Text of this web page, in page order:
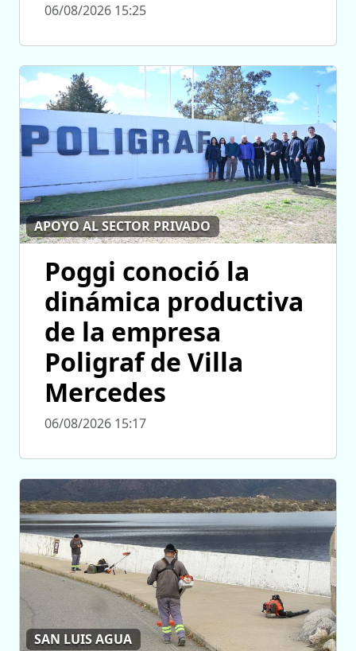
06/08/2026 15:25
APOYO AL SECTOR PRIVADO
Poggi conoció la
dinámica productiva
de la empresa
Poligraf de Villa
Mercedes
06/08/2026 15:17
SAN LUIS AGUA